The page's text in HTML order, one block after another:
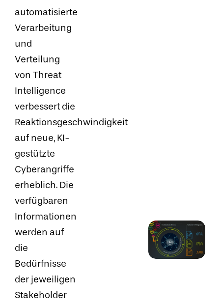
automatisierte
Verarbeitung
und
Verteilung
von Threat
Intelligence
verbessert die
Reaktionsgeschwindigkeit
auf neue, KI-
gestützte
Cyberangriffe
erheblich. Die
verfügbaren
Informationen
werden auf
die
Bedürfnisse
der jeweiligen
Stakeholder